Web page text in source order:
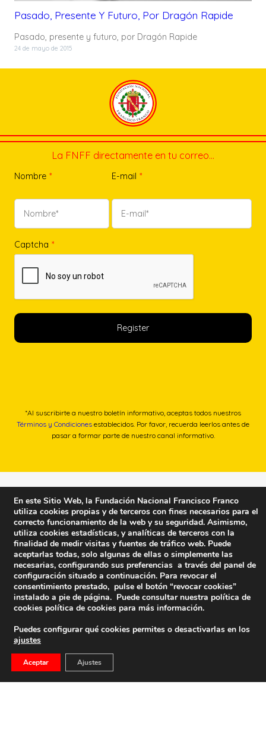
Pasado, Presente Y Futuro, Por Dragón Rapide
Pasado, presente y futuro, por Dragón Rapide
24 de mayo de 2015
La FNFF directamente en tu correo…
Nombre * E-mail *
Captcha *
*Al suscribirte a nuestro boletín informativo, aceptas todos nuestros
Términos y Condiciones establecidos. Por favor, recuerda leerlos antes de
pasar a formar parte de nuestro canal informativo.
Calle Edgar Neville, 1 -1º Izq
(antes calle General Moscardó)
En este Sitio Web, la Fundación Nacional Francisco Franco
utiliza cookies propias y de terceros con fines necesarios para el
correcto funcionamiento de la web y su seguridad. Asimismo,
utiliza cookies estadísticas, y analíticas de terceros con la
finalidad de medir visitas y fuentes de tráfico web. Puede
aceptarlas todas, solo algunas de ellas o simplemente las
necesarias, configurando sus preferencias a través del panel de
configuración situado a continuación. Para revocar el
consentimiento prestado, pulse el botón “revocar cookies”
instalado a pie de página. Puede consultar nuestra política de
cookies política de cookies para más información.
Puedes configurar qué cookies permites o desactivarlas en los
ajustes
Aceptar Ajustes